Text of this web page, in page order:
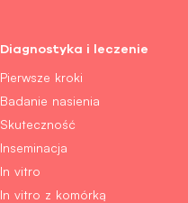
Diagnostyka i leczenie
Pierwsze kroki
Badanie nasienia
Skuteczność
Inseminacja
In vitro
In vitro z komórką